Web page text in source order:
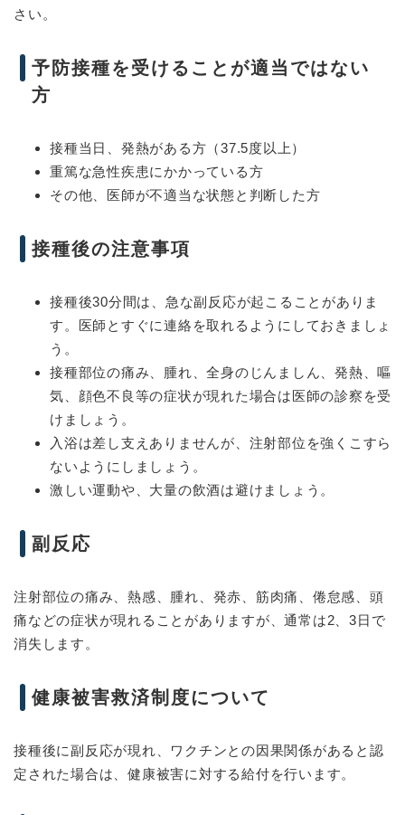
さい。
予防接種を受けることが適当ではない
方
接種当日、発熱がある方（37.5度以上）
重篤な急性疾患にかかっている方
その他、医師が不適当な状態と判断した方
接種後の注意事項
接種後30分間は、急な副反応が起こることがありま
す。医師とすぐに連絡を取れるようにしておきましょ
う。
接種部位の痛み、腫れ、全身のじんましん、発熱、嘔
気、顔色不良等の症状が現れた場合は医師の診察を受
けましょう。
入浴は差し支えありませんが、注射部位を強くこすら
ないようにしましょう。
激しい運動や、大量の飲酒は避けましょう。
副反応
注射部位の痛み、熱感、腫れ、発赤、筋肉痛、倦怠感、頭
痛などの症状が現れることがありますが、通常は2、3日で
消失します。
健康被害救済制度について
接種後に副反応が現れ、ワクチンとの因果関係があると認
定された場合は、健康被害に対する給付を行います。